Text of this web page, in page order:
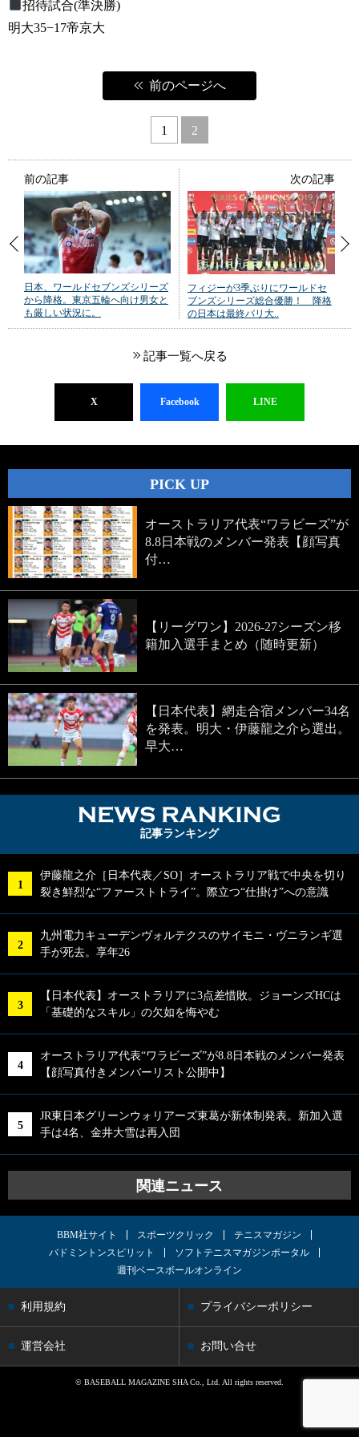
招待試合(準決勝)
明大35−17帝京大
前のページへ
1 2
前の記事
日本、ワールドセブンズシリーズ
から降格。東京五輪へ向け男女と
も厳しい状況に。
次の記事
フィジーが3季ぶりにワールドセ
ブンズシリーズ総合優勝！ 降格
の日本は最終パリ大..
記事一覧へ戻る
X Facebook LINE
PICK UP
オーストラリア代表“ワラビーズ”が
8.8日本戦のメンバー発表【顔写真
付…
【リーグワン】2026-27シーズン移
籍加入選手まとめ（随時更新）
【日本代表】網走合宿メンバー34名
を発表。明大・伊藤龍之介ら選出。
早大…
記事ランキング
伊藤龍之介［日本代表／SO］オーストラリア戦で中央を切り
裂き鮮烈な“ファーストトライ”。際立つ“仕掛け”への意識
九州電力キューデンヴォルテクスのサイモニ・ヴニランギ選
手が死去。享年26
【日本代表】オーストラリアに3点差惜敗。ジョーンズHCは
「基礎的なスキル」の欠如を悔やむ
オーストラリア代表“ワラビーズ”が8.8日本戦のメンバー発表
【顔写真付きメンバーリスト公開中】
JR東日本グリーンウォリアーズ東葛が新体制発表。新加入選
手は4名、金井大雪は再入団
関連ニュース
BBM社サイト スポーツクリック
テニスマガジン
バドミントンスピリット
ソフトテニスマガジンポータル
週刊ベースボールオンライン
利用規約 プライバシーポリシー
運営会社 お問い合せ
© BASEBALL MAGAZINE SHA Co., Ltd. All rights reserved.